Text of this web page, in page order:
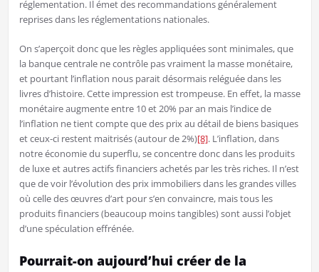
réglementation. Il émet des recommandations généralement
reprises dans les réglementations nationales.
On s’aperçoit donc que les règles appliquées sont minimales, que
la banque centrale ne contrôle pas vraiment la masse monétaire,
et pourtant l’inflation nous parait désormais reléguée dans les
livres d’histoire. Cette impression est trompeuse. En effet, la masse
monétaire augmente entre 10 et 20% par an mais l’indice de
l’inflation ne tient compte que des prix au détail de biens basiques
et ceux-ci restent maitrisés (autour de 2%)[8]. L’inflation, dans
notre économie du superflu, se concentre donc dans les produits
de luxe et autres actifs financiers achetés par les très riches. Il n’est
que de voir l’évolution des prix immobiliers dans les grandes villes
où celle des œuvres d’art pour s’en convaincre, mais tous les
produits financiers (beaucoup moins tangibles) sont aussi l’objet
d’une spéculation effrénée.
Pourrait-on aujourd’hui créer de la